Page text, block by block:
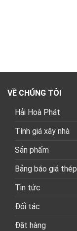
VỀ CHÚNG TÔI
Hải Hoà Phát
Tính giá xây nhà
Sản phẩm
Bảng báo giá thép
Tin tức
Đối tác
Đặt hàng